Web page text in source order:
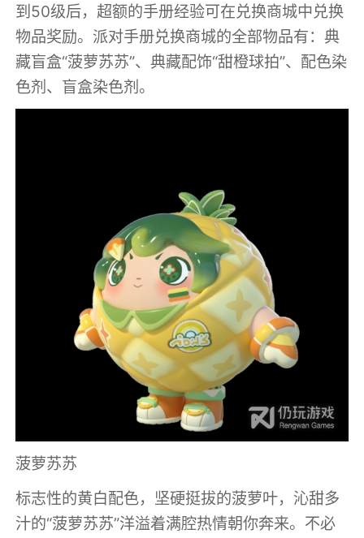
到50级后，超额的手册经验可在兑换商城中兑换
物品奖励。派对手册兑换商城的全部物品有：典
藏盲盒“菠萝苏苏”、典藏配饰“甜橙球拍”、配色染
色剂、盲盒染色剂。
菠萝苏苏
标志性的黄白配色，坚硬挺拔的菠萝叶，沁甜多
汁的“菠萝苏苏”洋溢着满腔热情朝你奔来。不必